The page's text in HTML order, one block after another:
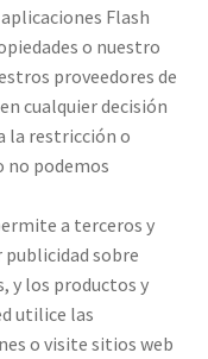
Flash
o nuestro
proveedores de
cualquier decisión
la restricción o
no podemos
a terceros y
sobre
y los productos y
utilice las
o visite sitios web